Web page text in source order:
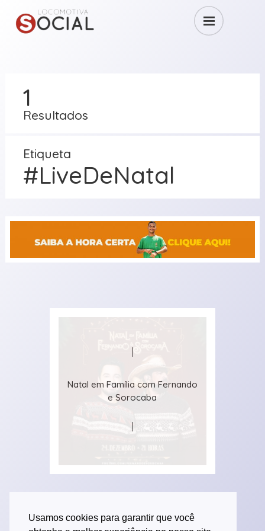
Usamos cookies para garantir que você
1
Resultados
Etiqueta
#LiveDeNatal
Natal em Família com Fernando
e Sorocaba